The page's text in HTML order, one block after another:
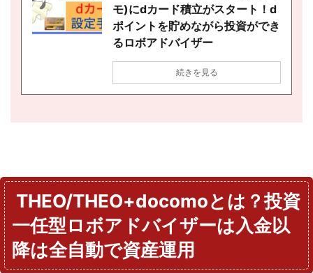
モ)にdカード積立がスタート！d
ポイントを貯めながら投資ができ
るロボアドバイザー
続きを見る
THEO/THEO+docomoとは？投資
一任型ロボアドバイザーは入金以
降は全自動で資産運用